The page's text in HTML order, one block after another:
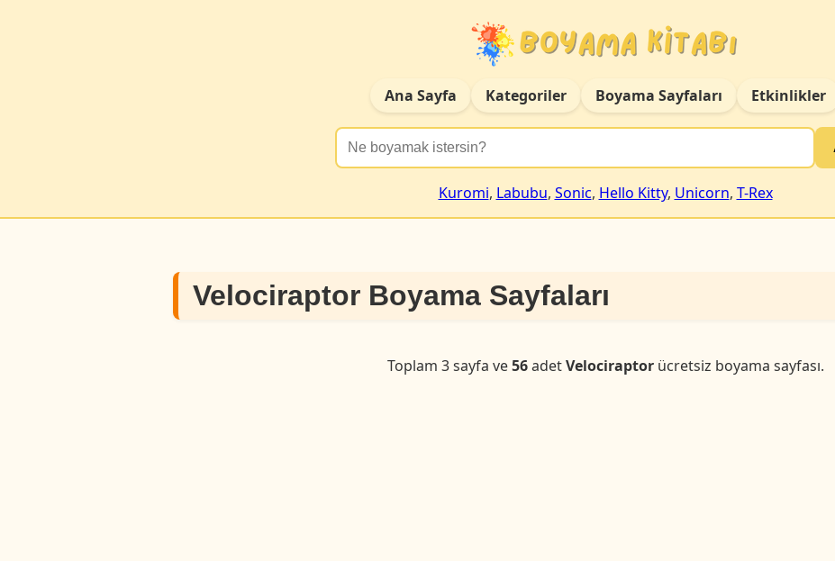
Ana Sayfa Kategoriler Boyama Sayfaları Etkinlikler
Kuromi, Labubu, Sonic, Hello Kitty, Unicorn, T-Rex
Velociraptor Boyama Sayfaları
Toplam 3 sayfa ve56adetVelociraptorücretsiz boyama sayfası.